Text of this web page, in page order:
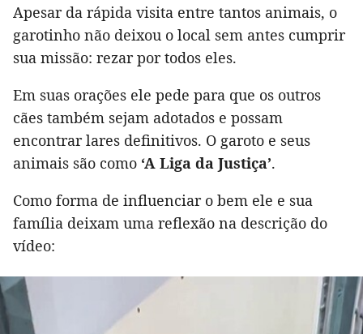
Apesar da rápida visita entre tantos animais, o
garotinho não deixou o local sem antes cumprir
sua missão: rezar por todos eles.
Em suas orações ele pede para que os outros
cães também sejam adotados e possam
encontrar lares definitivos. O garoto e seus
animais são como ‘A Liga da Justiça’.
Como forma de influenciar o bem ele e sua
família deixam uma reflexão na descrição do
vídeo: